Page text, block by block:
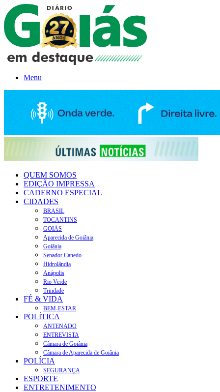
Menu
QUEM SOMOS
EDIÇÃO IMPRESSA
CADERNO ESPECIAL
CIDADES
BRASIL
TOCANTINS
GOIÁS
Aparecida de Goiânia
Goiânia
Senador Canedo
Hidrolândia
Anápolis
Rio Verde
Trindade
FÉ & VIDA
BEM-ESTAR
POLÍTICA
ANTENADO
ENTREVISTA
Câmara de Goiânia
Câmara de Aparecida de Goiânia
POLÍCIA
SEGURANÇA
ESPORTE
ENTRETENIMENTO